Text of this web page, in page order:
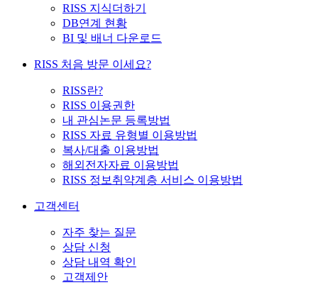
RISS 지식더하기
DB연계 현황
BI 및 배너 다운로드
RISS 처음 방문 이세요?
RISS란?
RISS 이용권한
내 관심논문 등록방법
RISS 자료 유형별 이용방법
복사/대출 이용방법
해외전자자료 이용방법
RISS 정보취약계층 서비스 이용방법
고객센터
자주 찾는 질문
상담 신청
상담 내역 확인
고객제안